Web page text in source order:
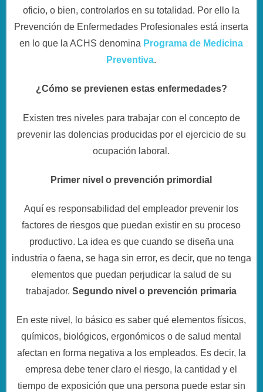
oficio, o bien, controlarlos en su totalidad. Por ello la
Prevención de Enfermedades Profesionales está inserta
en lo que la ACHS denomina Programa de Medicina
Preventiva.
¿Cómo se previenen estas enfermedades?
Existen tres niveles para trabajar con el concepto de
prevenir las dolencias producidas por el ejercicio de su
ocupación laboral.
Primer nivel o prevención primordial
Aquí es responsabilidad del empleador prevenir los
factores de riesgos que puedan existir en su proceso
productivo. La idea es que cuando se diseña una
industria o faena, se haga sin error, es decir, que no tenga
elementos que puedan perjudicar la salud de su
trabajador.Segundo nivel o prevención primaria
En este nivel, lo básico es saber qué elementos físicos,
químicos, biológicos, ergonómicos o de salud mental
afectan en forma negativa a los empleados. Es decir, la
empresa debe tener claro el riesgo, la cantidad y el
tiempo de exposición que una persona puede estar sin